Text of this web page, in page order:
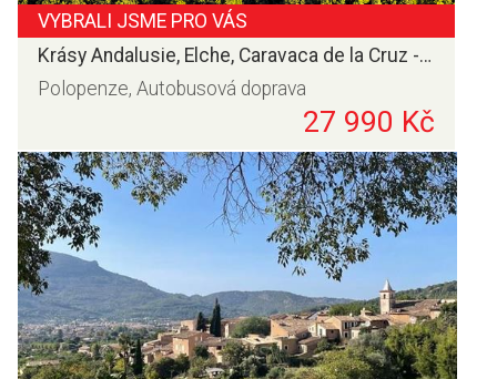
VYBRALI JSME PRO VÁS
Krásy Andalusie, Elche, Caravaca de la Cruz - autobusem
Polopenze, Autobusová doprava
27 990 Kč